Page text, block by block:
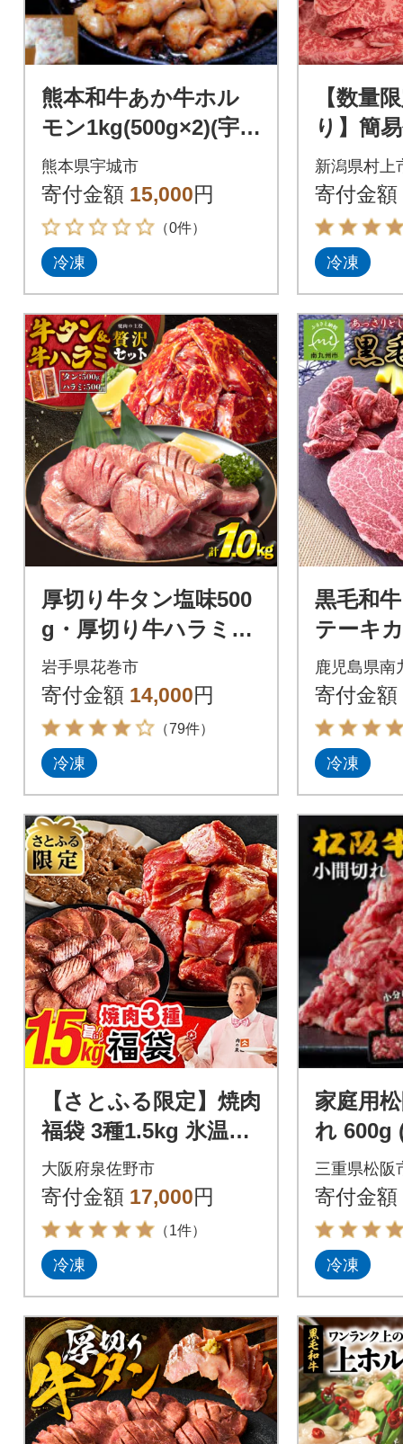
熊本和牛あか牛ホル
モン1kg(500g×2)(宇城
市)
熊本県宇城市
寄付金額 15,000円
（0件）
冷凍
【数量
り】簡
切り落
010
新潟県村上
寄付金額
冷凍
厚切り牛タン塩味500
g・厚切り牛ハラミ50
0g各1P
岩手県花巻市
寄付金額 14,000円
（79件）
冷凍
黒毛和
テーキ
ロカッ
牛肉 赤
九州市
鹿児島県南
寄付金額
冷凍
【さとふる限定】焼肉
福袋 3種1.5kg 氷温熟
成×特製ダレ mrz0451
大阪府泉佐野市
寄付金額 17,000円
（1件）
冷凍
家庭用
れ 600g
三重県松阪
寄付金額
冷凍